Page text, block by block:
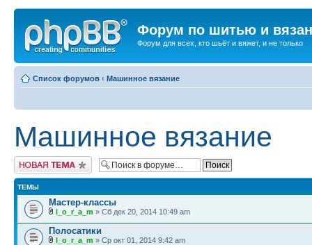
Форум по шитью и
Форум для всех, кто шьёт и вяжет, и не только
Список форумов ‹ Машинное вязание
Машинное вязание
Новая тема
ТЕМЫ
Мастер-классы
l_o_r_a_m » Сб дек 20, 2014 10:49 am
Полосатики
l_o_r_a_m » Ср окт 01, 2014 9:42 am